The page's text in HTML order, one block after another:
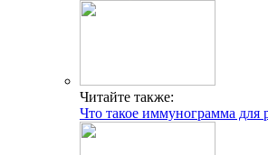
Читайте также:
Что такое иммунограмма для